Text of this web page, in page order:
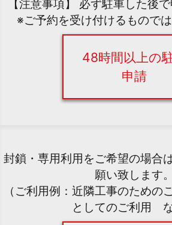
【注意事項】 必ず駐車した後
※ご予約を受け付けるものでは
48時間以上の
申請
封鎖・専用利用をご希望の場合
願い致します。
（ご利用例：近隣工事のための
としてのご利用 な